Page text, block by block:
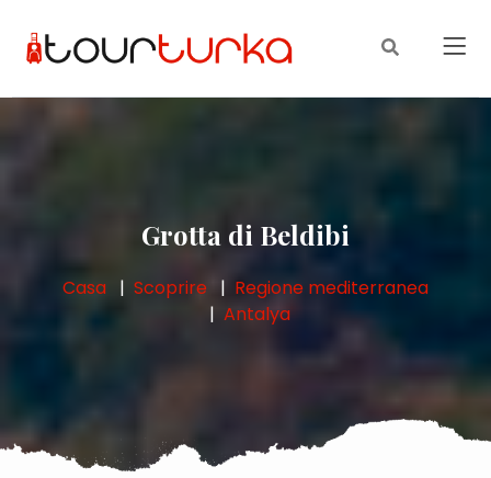
Grotta di Beldibi
Casa Scoprire
Regione mediterranea
Antalya